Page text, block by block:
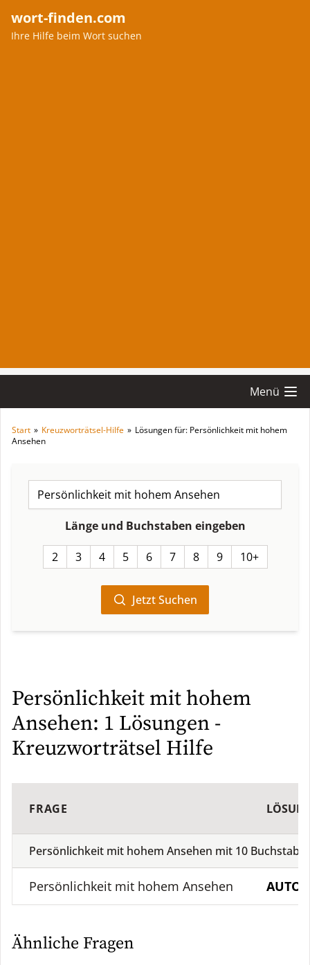
wort-finden.com
Ihre Hilfe beim Wort suchen
Menü
Start » Kreuzworträtsel-Hilfe » Lösungen für: Persönlichkeit mit hohem
Ansehen
Länge und Buchstaben eingeben
2 3 4 5 6 7 8 9 10+
Jetzt Suchen
Persönlichkeit mit hohem
Ansehen: 1 Lösungen -
Kreuzworträtsel Hilfe
FRAGE
Persönlichkeit mit hohem Ansehen mit 10
Persönlichkeit mit hohem Ansehen
Ähnliche Fragen